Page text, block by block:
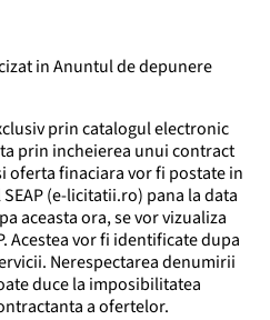
in Anuntul de depunere
prin catalogul electronic
prin incheierea unui contract
oferta finaciara vor fi postate in
(e-licitatii.ro) pana la data
aceasta ora, se vor vizualiza
Acestea vor fi identificate dupa
Nerespectarea denumirii
duce la imposibilitatea
a ofertelor.